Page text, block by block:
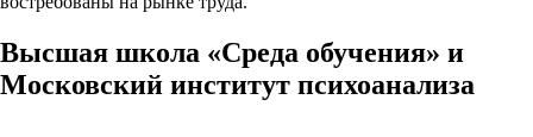
Высшая школа «Среда обучения» и
Московский институт психоанализа